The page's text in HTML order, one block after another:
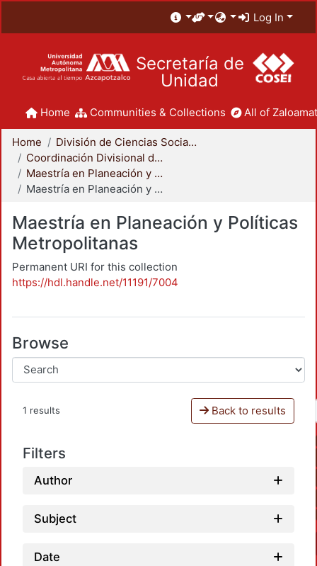
Log In
Secretaría de
Unidad
Home Communities & Collections All of
Home
División de Ciencias Sociales y Humanidades
Coordinación Divisional de Posgrado
Maestría en Planeación y Políticas Metropolitanas
Maestría en Planeación y Políticas Metropolitanas
Maestría en Planeación y Políticas
Metropolitanas
Permanent URI for this collection
https://hdl.handle.net/11191/7004
Browse
1 results Back to results
Filters
Author
Subject
Date